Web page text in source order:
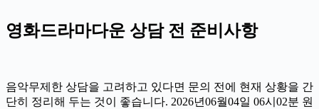
영화드라마다운 상담 전 준비사항
음악무제한 상담을 고려하고 있다면 문의 전에 현재 상황을 간
단히 정리해 두는 것이 좋습니다. 2026년06월04일 06시02분 원